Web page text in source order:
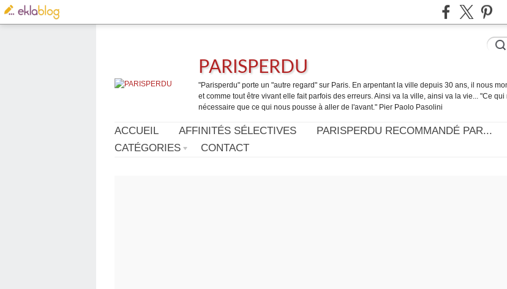
PARISPERDU
"Parisperdu" porte un "autre regard" sur Paris. En arpentant la ville depuis 30 ans, il nous
et comme tout être vivant elle fait parfois des erreurs. Ainsi va la ville, ainsi va la vie... "Ce
nécessaire que ce qui nous pousse à aller de l'avant." Pier Paolo Pasolini
ACCUEIL AFFINITÉS SÉLECTIVES PARISPERDU RECOMMANDÉ PAR...
CATÉGORIES
CONTACT